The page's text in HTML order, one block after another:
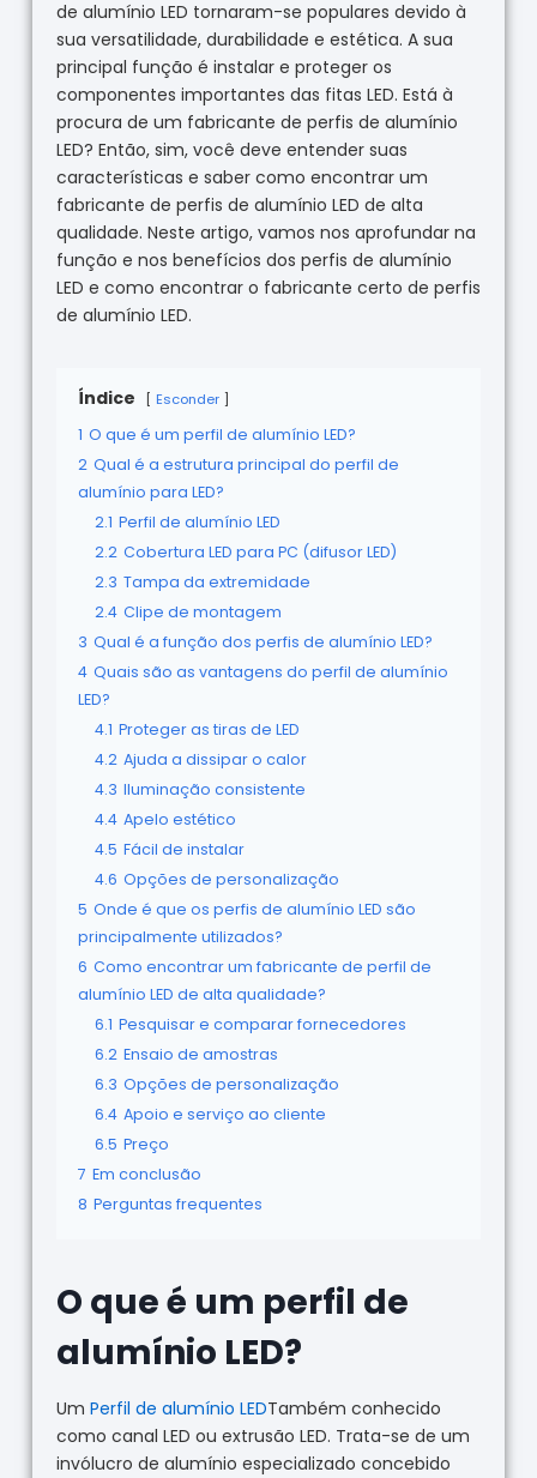
de alumínio LED tornaram-se populares devido à
sua versatilidade, durabilidade e estética. A sua
principal função é instalar e proteger os
componentes importantes das fitas LED. Está à
procura de um fabricante de perfis de alumínio
LED? Então, sim, você deve entender suas
características e saber como encontrar um
fabricante de perfis de alumínio LED de alta
qualidade. Neste artigo, vamos nos aprofundar na
função e nos benefícios dos perfis de alumínio
LED e como encontrar o fabricante certo de perfis
de alumínio LED.
Índice Esconder
1 O que é um perfil de alumínio LED?
2 Qual é a estrutura principal do perfil de
alumínio para LED?
2.1 Perfil de alumínio LED
2.2 Cobertura LED para PC (difusor LED)
2.3 Tampa da extremidade
2.4 Clipe de montagem
3 Qual é a função dos perfis de alumínio LED?
4 Quais são as vantagens do perfil de alumínio
LED?
4.1 Proteger as tiras de LED
4.2 Ajuda a dissipar o calor
4.3 Iluminação consistente
4.4 Apelo estético
4.5 Fácil de instalar
4.6 Opções de personalização
5 Onde é que os perfis de alumínio LED são
principalmente utilizados?
6 Como encontrar um fabricante de perfil de
alumínio LED de alta qualidade?
6.1 Pesquisar e comparar fornecedores
6.2 Ensaio de amostras
6.3 Opções de personalização
6.4 Apoio e serviço ao cliente
6.5 Preço
7 Em conclusão
8 Perguntas frequentes
O que é um perfil de
alumínio LED?
Um Perfil de alumínio LEDTambém conhecido
como canal LED ou extrusão LED. Trata-se de um
invólucro de alumínio especializado concebido